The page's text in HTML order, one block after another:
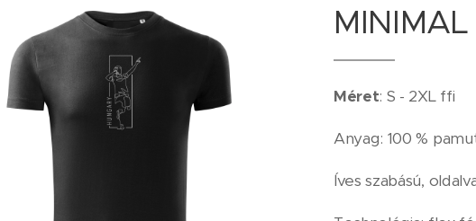
Méret: S - 2XL ffi
Anyag: 100 %
Íves szabású,